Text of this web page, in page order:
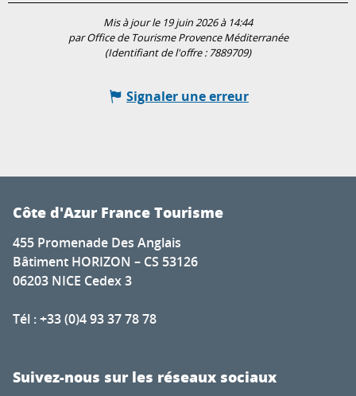
Mis à jour le 19 juin 2026 à 14:44
par Office de Tourisme Provence Méditerranée
(Identifiant de l'offre : 7889709)
Signaler une erreur
Côte d'Azur France Tourisme
455 Promenade Des Anglais
Bâtiment HORIZON – CS 53126
06203 NICE Cedex 3
Tél : +33 (0)4 93 37 78 78
Suivez-nous sur les réseaux sociaux